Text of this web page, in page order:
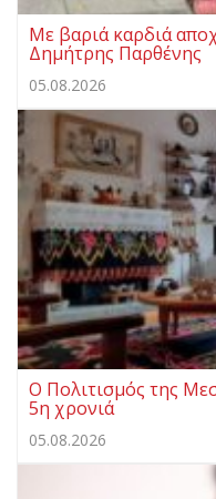
Με βαριά καρδιά
Δημήτρης Παρθένης
05.08.2026
Ο Πολιτισμός της
5η χρονιά
05.08.2026